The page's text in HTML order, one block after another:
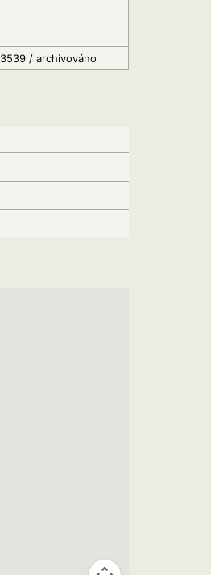
3539 / archivováno